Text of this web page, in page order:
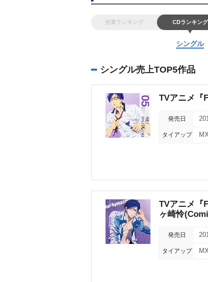
合算ランキング CDランキング
シングル
シングル売上TOP5作品
TVアニメ『
発売日
タイアップ
TVアニメ『
ヶ崎怜
発売日
タイアップ